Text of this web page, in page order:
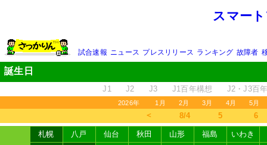
スマー
試合速報 ニュース プレスリリース ランキング 故障者
誕生日
J1 J2 J3 J1百年構想 J2・J3百
2026年 1月 2月 3月 4月 5月
＜ 8/4 5 6
札幌 八戸 仙台 秋田 山形 福島
いわき